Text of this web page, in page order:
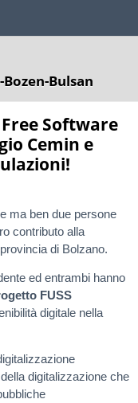
Bulsan
Software
Cemin e
ma ben due persone
contributo alla
di Bolzano.
ed entrambi hanno
FUSS
digitale nella
digitalizzazione che